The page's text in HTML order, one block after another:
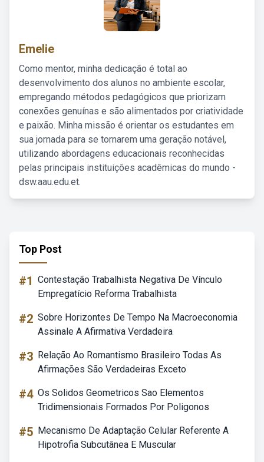
Emelie
Como mentor, minha dedicação é total ao
desenvolvimento dos alunos no ambiente escolar,
empregando métodos pedagógicos que priorizam
conexões genuínas e são alimentados por criatividade
e paixão. Minha missão é orientar os estudantes em
sua jornada para se tornarem uma geração notável,
utilizando abordagens educacionais reconhecidas
pelas principais instituições acadêmicas do mundo -
dsw.aau.edu.et.
Top Post
#1 Contestação Trabalhista Negativa De Vínculo
Empregatício Reforma Trabalhista
#2 Sobre Horizontes De Tempo Na Macroeconomia
Assinale A Afirmativa Verdadeira
#3 Relação Ao Romantismo Brasileiro Todas As
Afirmações São Verdadeiras Exceto
#4 Os Solidos Geometricos Sao Elementos
Tridimensionais Formados Por Poligonos
#5 Mecanismo De Adaptação Celular Referente A
Hipotrofia Subcutânea E Muscular